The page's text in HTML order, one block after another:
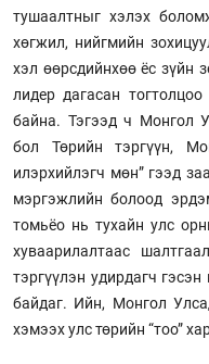
тушаалтныг хэлэх
хөгжил, нийгмийн
хэл өөрсдийнхөө ёс зүйн
лидер дагасан
байна. Тэгээд ч Монгол
бол Төрийн тэргүүн,
илэрхийлэгч мөн” гээд
мэргэжлийн болоод
томьёо нь тухайн улс
хуваарилалтаас
тэргүүлэн удирдагч
байдаг. Ийн, Монгол
хэмээх улс төрийн “тоо”